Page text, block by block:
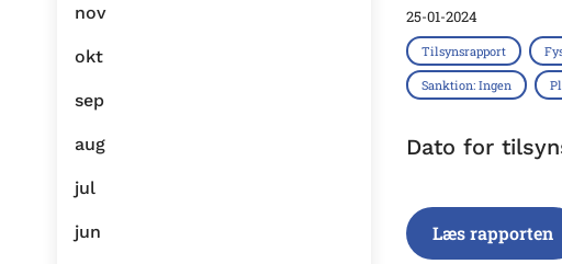
nov
okt
sep
aug
jul
jun
25-01-2024
Tilsynsrapport
Sanktion: Ingen
Dato for
Læs rapporten